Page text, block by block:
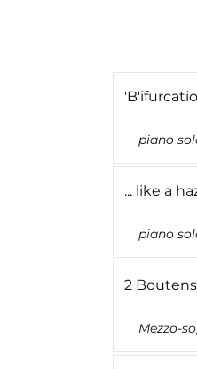
piano
... like a
piano
2
Mezzo-